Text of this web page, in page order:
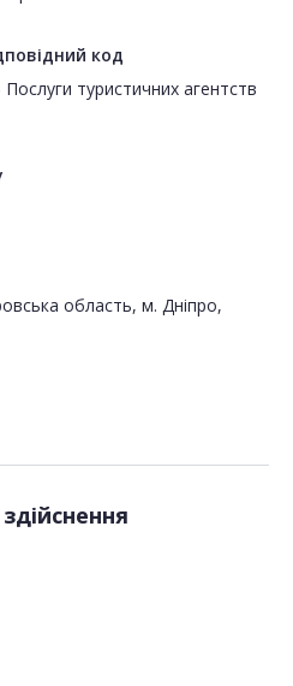
код
туристичних агентств
область, м. Дніпро,